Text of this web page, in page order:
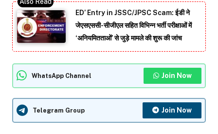
ED’ Entry in JSSC/JPSC Scam: ईडी ने
जेएसएससी-सीजीएल सहित विभिन्न भर्ती परीक्षाओं में
‘अनियमितताओं’ से जुड़े मामले की शुरू की जांच
WhatsApp Channel Join Now
Telegram Group Join Now